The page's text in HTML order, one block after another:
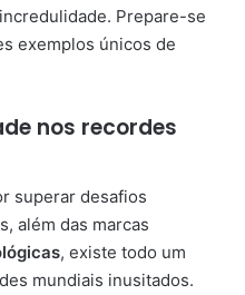
Prepare-se
exemplos únicos de
nos recordes
superar desafios
além das marcas
, existe todo um
mundiais inusitados.